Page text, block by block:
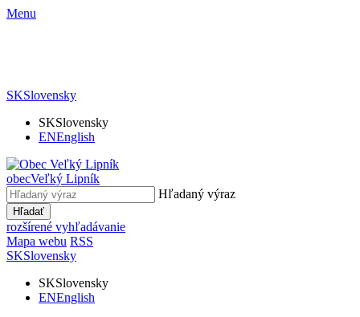
Menu
SKSlovensky
SKSlovensky
ENEnglish
obecVeľký Lipník
Hľadaný výraz
Hľadať
rozšírené vyhľadávanie
Mapa webu RSS
SKSlovensky
SKSlovensky
ENEnglish